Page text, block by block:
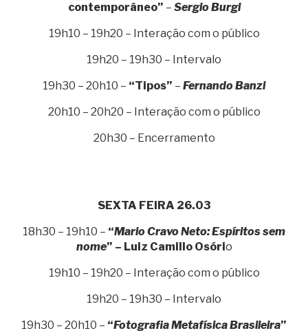
contemporâneo” – Sergio Burgi
19h10 – 19h20 – Interação com o público
19h20 – 19h30 – Intervalo
19h30 – 20h10 – “Tipos” – Fernando Banzi
20h10 – 20h20 – Interação com o público
20h30 – Encerramento
SEXTA FEIRA 26.03
18h30 – 19h10 – “Mario Cravo Neto: Espíritos sem
nome” – Luiz Camillo Osório
19h10 – 19h20 – Interação com o público
19h20 – 19h30 – Intervalo
19h30 – 20h10 – “Fotografia Metafísica Brasileira”